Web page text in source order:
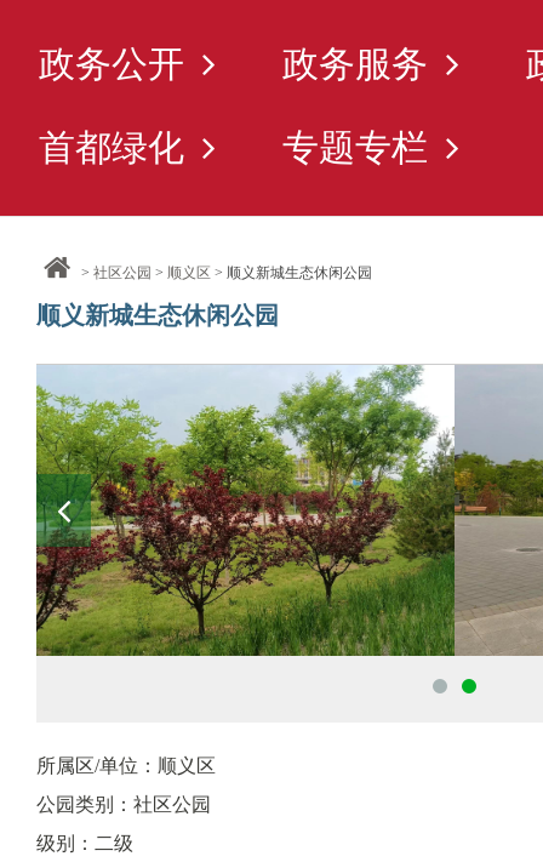
政务公开 政务服务
首都绿化 专题专栏
> 社区公园 > 顺义区 > 顺义新城生态休闲公园
顺义新城生态休闲公园
所属区/单位：顺义区
公园类别：社区公园
级别：二级